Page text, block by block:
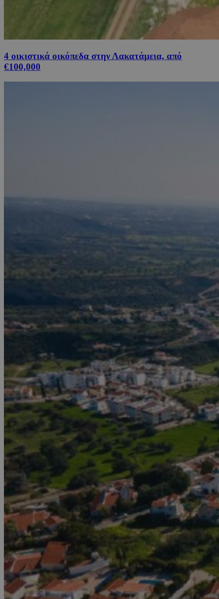
4 οικιστικά οικόπεδα στην Λακατάμεια, από
€100,000